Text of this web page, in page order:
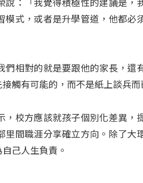
：「我覺得積極性的建議是，
式，或者是升學管道，他都必
相對的就是要跟他的家長，還
觸有可能的，而不是紙上談兵而
校方應該就孩子個別化差異，
間職涯分享確立方向。除了大
己人生負責。